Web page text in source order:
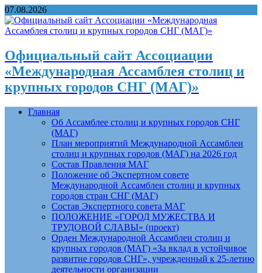
07.08.2026
Официальный сайт Ассоциации
«Международная Ассамблея столиц и
крупных городов СНГ (МАГ)»
Главная
Об Ассамблее столиц и крупных городов СНГ
(МАГ)
План мероприятий Международной Ассамблеи
столиц и крупных городов (МАГ) на 2026 год
Состав Правления МАГ
Положение об Экспертном совете
Международной Ассамблеи столиц и крупных
городов стран СНГ (МАГ)
Состав Экспертного совета МАГ
ПОЛОЖЕНИЕ «ГОРОД МУЖЕСТВА И
ТРУДОВОЙ СЛАВЫ» (проект)
Орден Международной Ассамблеи столиц и
крупных городов (МАГ) «За вклад в устойчивое
развитие городов СНГ», учрежденный к 25-летию
деятельности организации